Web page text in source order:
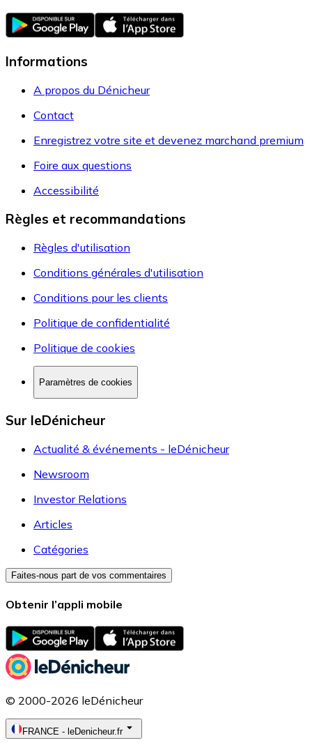
Informations
A propos du Dénicheur
Contact
Enregistrez votre site et devenez marchand premium
Foire aux questions
Accessibilité
Règles et recommandations
Règles d'utilisation
Conditions générales d'utilisation
Conditions pour les clients
Politique de confidentialité
Politique de cookies
Paramètres de cookies
Sur leDénicheur
Actualité & événements - leDénicheur
Newsroom
Investor Relations
Articles
Catégories
Faites-nous part de vos commentaires
Obtenir l’appli mobile
© 2000-2026 leDénicheur
FRANCE - leDenicheur.fr